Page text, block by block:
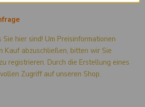
hier sind! Um Preisinformationen
Kauf abzuschließen, bitten wir Sie
registrieren. Durch die Erstellung eines
Zugriff auf unseren Shop.